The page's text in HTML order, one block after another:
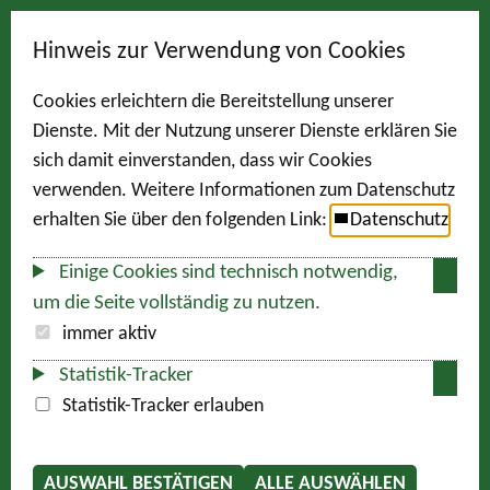
Hinweis zur Verwendung von Cookies
Cookies erleichtern die Bereitstellung unserer
Dienste. Mit der Nutzung unserer Dienste erklären Sie
sich damit einverstanden, dass wir Cookies
verwenden. Weitere Informationen zum Datenschutz
erhalten Sie über den folgenden Link:
Datenschutz
Einige Cookies sind technisch notwendig,
um die Seite vollständig zu nutzen.
immer aktiv
Statistik-Tracker
Statistik-Tracker erlauben
AUSWAHL BESTÄTIGEN ALLE AUSWÄHLEN